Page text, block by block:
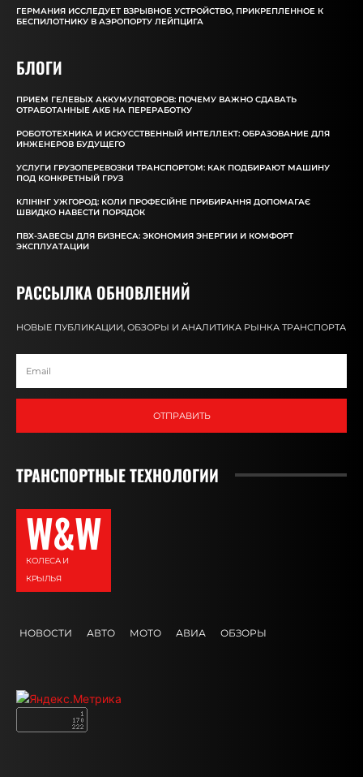
ГЕРМАНИЯ ИССЛЕДУЕТ ВЗРЫВНОЕ УСТРОЙСТВО, ПРИКРЕПЛЕННОЕ К
БЕСПИЛОТНИКУ В АЭРОПОРТУ ЛЕЙПЦИГА
БЛОГИ
ПРИЕМ ГЕЛЕВЫХ АККУМУЛЯТОРОВ: ПОЧЕМУ ВАЖНО СДАВАТЬ
ОТРАБОТАННЫЕ АКБ НА ПЕРЕРАБОТКУ
РОБОТОТЕХНИКА И ИСКУССТВЕННЫЙ ИНТЕЛЛЕКТ: ОБРАЗОВАНИЕ ДЛЯ
ИНЖЕНЕРОВ БУДУЩЕГО
УСЛУГИ ГРУЗОПЕРЕВОЗКИ ТРАНСПОРТОМ: КАК ПОДБИРАЮТ МАШИНУ
ПОД КОНКРЕТНЫЙ ГРУЗ
КЛІНІНГ УЖГОРОД: КОЛИ ПРОФЕСІЙНЕ ПРИБИРАННЯ ДОПОМАГАЄ
ШВИДКО НАВЕСТИ ПОРЯДОК
ПВХ-ЗАВЕСЫ ДЛЯ БИЗНЕСА: ЭКОНОМИЯ ЭНЕРГИИ И КОМФОРТ
ЭКСПЛУАТАЦИИ
РАССЫЛКА ОБНОВЛЕНИЙ
НОВЫЕ ПУБЛИКАЦИИ, ОБЗОРЫ И АНАЛИТИКА РЫНКА ТРАНСПОРТА
ОТПРАВИТЬ
ТРАНСПОРТНЫЕ ТЕХНОЛОГИИ
W&W
КОЛЕСА И
КРЫЛЬЯ
НОВОСТИ АВТО МОТО АВИА ОБЗОРЫ